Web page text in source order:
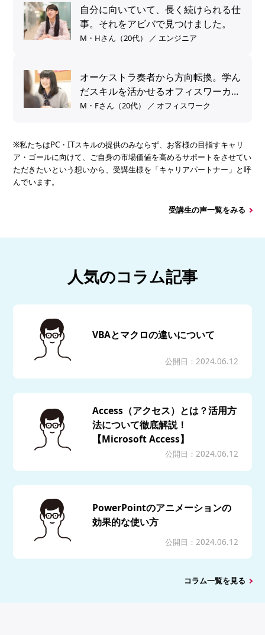
自分に向いていて、長く続けられる仕
事。それをアビバで見つけました。
M・Hさん（20代） ／ エンジニア
オーケストラ奏者から方向転換。学ん
だスキルを活かせるオフィスワーカー
へ。
M・Fさん（20代） ／ オフィスワーク
※私たちはPC・ITスキルの提供のみならず、お客様の目指すキャリ
ア・ゴールに向けて、ご自身の市場価値を高めるサポートをさせてい
ただきたいという想いから、受講生様を「キャリアパートナー」と呼
んでいます。
受講生の声一覧をみる
人気のコラム記事
VBAとマクロの違いについて
公開日：2024.06.12
Access（アクセス）とは？活用方
法について徹底解説！
【Microsoft Access】
公開日：2024.06.12
PowerPointのアニメーションの
効果的な使い方
公開日：2024.06.12
コラム一覧を見る